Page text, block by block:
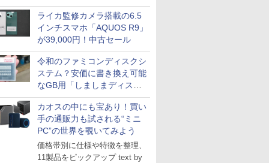
ザーが押し寄せ長蛇の列に
ライカ監修カメラ搭載の6.5
インチスマホ「AQUOS R9」
が39,000円！中古セール
令和のファミコンディスクシ
ステム？安価に書き換え可能
なGB用「しましまディスク
システム」
カオスの中にも宝あり！買い
手の通販力も試される“ミニ
PC”の世界を覗いてみよう
価格帯別に仕様や特徴を整理、
11製品をピックアップ text by